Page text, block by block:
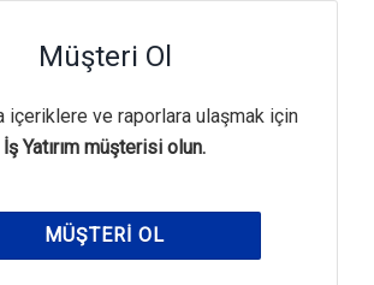
Müşteri Ol
içeriklere ve raporlara ulaşmak için
İş Yatırım müşterisi olun.
MÜŞTERI OL